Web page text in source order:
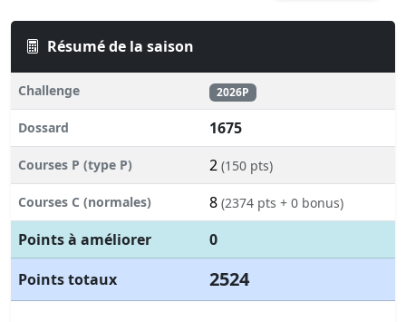
Résumé de la saison
Challenge 2026P
Dossard 1675
Courses P (type P) 2 (150 pts)
Courses C (normales) 8 (2374 pts + 0 bonus)
Points à améliorer
0
Points totaux
2524